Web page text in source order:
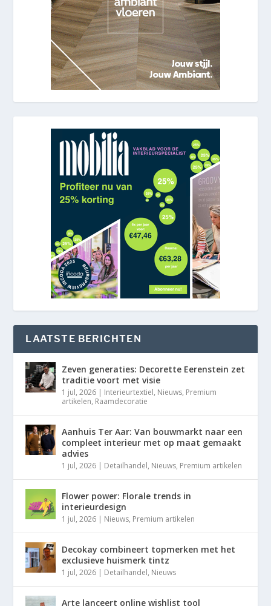
LAATSTE BERICHTEN
Zeven generaties: Decorette Eerenstein zet
traditie voort met visie
1 jul, 2026 | Interieurtextiel, Nieuws, Premium
artikelen, Raamdecoratie
Aanhuis Ter Aar: Van bouwmarkt naar een
compleet interieur met op maat gemaakt
advies
1 jul, 2026 | Detailhandel, Nieuws, Premium artikelen
Flower power: Florale trends in
interieurdesign
1 jul, 2026 | Nieuws, Premium artikelen
Decokay combineert topmerken met het
exclusieve huismerk tintz
1 jul, 2026 | Detailhandel, Nieuws
Arte lanceert online wishlist tool